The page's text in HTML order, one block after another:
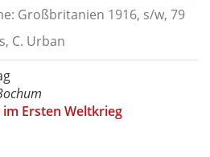
Großbritanien 1916, s/w, 79
C. Urban
Ersten Weltkrieg